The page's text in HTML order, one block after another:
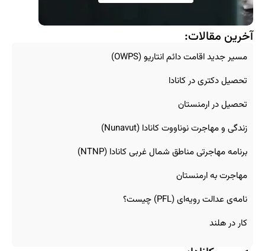
آخرین مقالات:
مسیر جدید اقامت دائم انتاریو (OWPS)
تحصیل دکتری در کانادا
تحصیل در ارمنستان
زندگی و مهاجرت نوناووت کانادا (Nunavut)
برنامه مهاجرتی مناطق شمال غربی کانادا (NTNP)
مهاجرت به ارمنستان
نامه‌ی عدالت رویه‌ای (PFL) چیست؟
کار در هلند